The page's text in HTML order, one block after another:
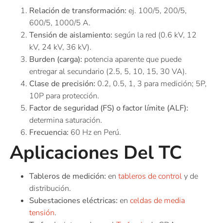
Relación de transformación: ej. 100/5, 200/5,
600/5, 1000/5 A.
Tensión de aislamiento: según la red (0.6 kV, 12
kV, 24 kV, 36 kV).
Burden (carga): potencia aparente que puede
entregar al secundario (2.5, 5, 10, 15, 30 VA).
Clase de precisión: 0.2, 0.5, 1, 3 para medición; 5P,
10P para protección.
Factor de seguridad (FS) o factor límite (ALF):
determina saturación.
Frecuencia: 60 Hz en Perú.
Aplicaciones Del TC
Tableros de medición: en tableros de controly de
distribución.
Subestaciones eléctricas: en celdas de media
tensión.